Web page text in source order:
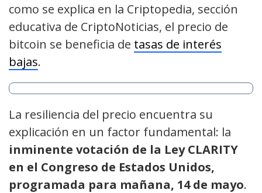
como se explica en la Criptopedia, sección
educativa de CriptoNoticias, el precio de
bitcoin se beneficia de tasas de interés
bajas.
La resiliencia del precio encuentra su
explicación en un factor fundamental: la
inminente votación de la Ley CLARITY
en el Congreso de Estados Unidos,
programada para mañana, 14 de mayo.